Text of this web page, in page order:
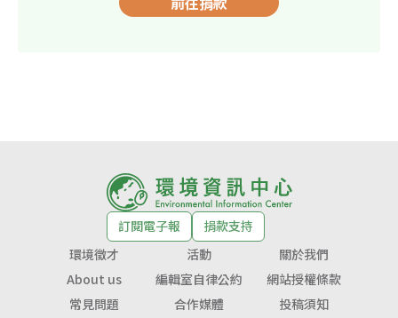
訂閱電子報
捐款支持
環境徵才
活動
關於我們
About us
編輯室自律公約
網站授權條款
常見問題
合作媒體 投稿須知